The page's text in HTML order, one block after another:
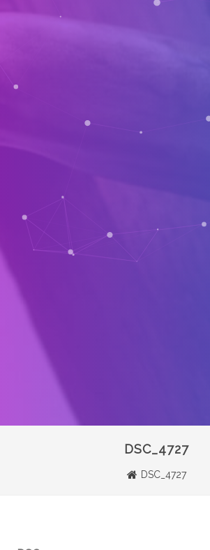
DSC_4727
DSC_4727